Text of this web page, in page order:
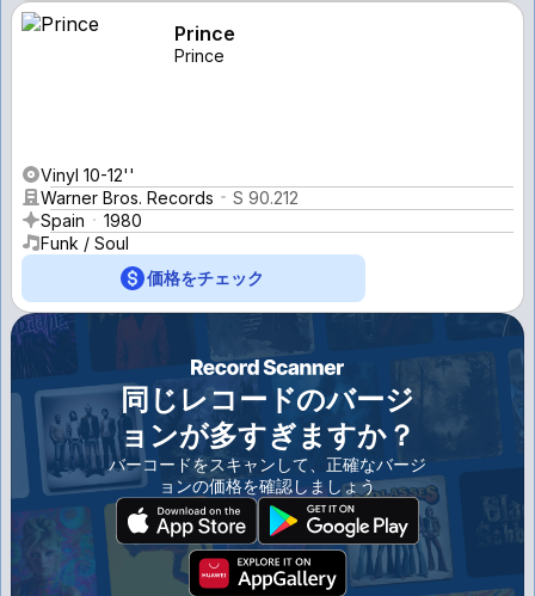
Prince
Prince
Vinyl 10-12''
Warner Bros. Records
S 90.212
Spain
1980
Funk / Soul
価格をチェック
同じレコードのバージ
ョンが多すぎますか？
バーコードをスキャンして、正確なバージ
ョンの価格を確認しましょう